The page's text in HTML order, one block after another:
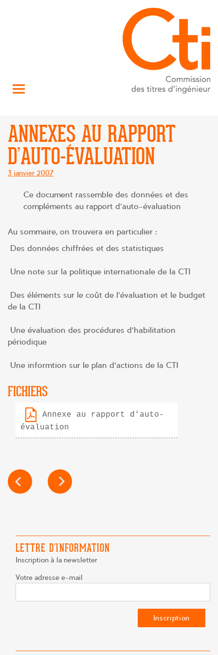
ANNEXES AU RAPPORT
D’AUTO-ÉVALUATION
Posté
3 janvier 2007
Ce document rassemble des données et des
compléments au rapport d’auto-évaluation
Au sommaire, on trouvera en particulier :
Des données chiffrées et des statistiques
Une note sur la politique internationale de la CTI
Des éléments sur le coût de l’évaluation et le budget
de la CTI
Une évaluation des procédures d’habilitation
périodique
Une informtion sur le plan d’actions de la CTI
FICHIERS
Annexe au rapport d'auto-
évaluation
NAVIGATION
DE
LETTRE D’INFORMATION
Inscription à la newsletter
Votre adresse e-mail